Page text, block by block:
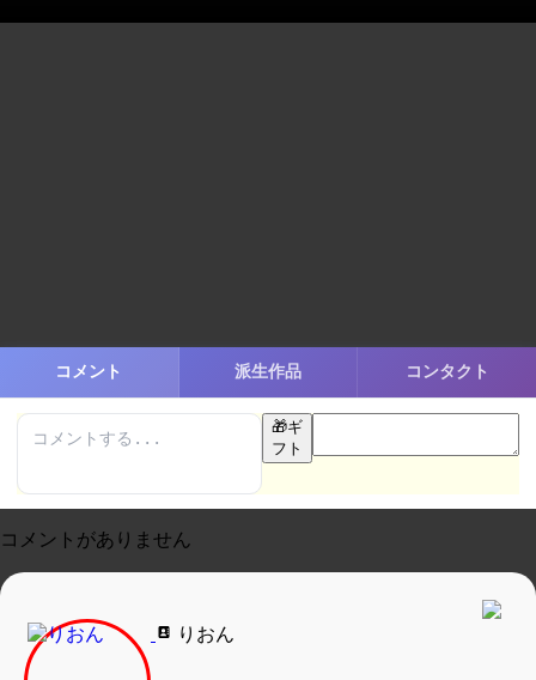
コメント 派生作品 コンタクト
🎁ギ
フト
コメントがありません
りおん